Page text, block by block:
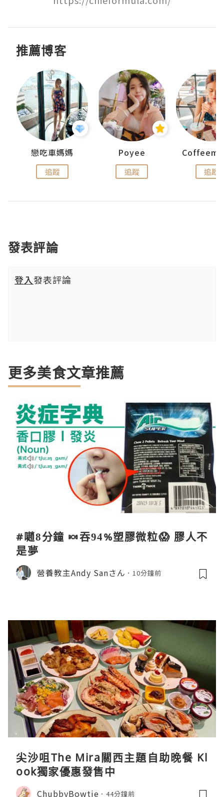
推薦博客
戀吃車媽媽
追蹤
Poyee
追蹤 追蹤
發表評論
登入發表評論
更多美食文章推薦
#𡁻8分鐘 🍬吞94%塑膠微粒😱 膠人不
是夢
營養教主Andy Sanさん 10分鐘前
尖沙咀The Mira關西主題自助晚餐 Kl
ook獨家優惠發售中
ChubbyBowtie 44分鐘前